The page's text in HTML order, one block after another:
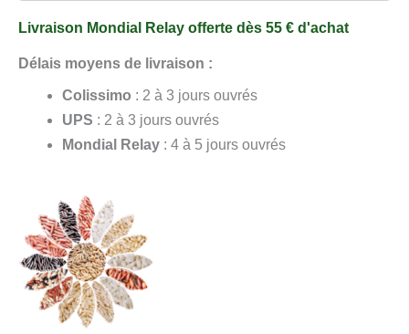
Livraison Mondial Relay offerte dès 55 € d'achat
Délais moyens de livraison :
Colissimo : 2 à 3 jours ouvrés
UPS : 2 à 3 jours ouvrés
Mondial Relay : 4 à 5 jours ouvrés